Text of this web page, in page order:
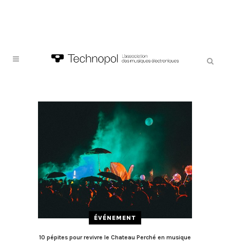
ÉVÉNEMENT
10 pépites pour revivre le Chateau Perché en musique